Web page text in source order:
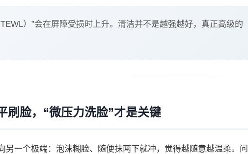
）”会在屏障受损时上升。清洁并不是越强越好，真正高级的
刷脸，“微压力洗脸”才是关键
另一个极端：泡沫糊脸、随便抹两下就冲，觉得越随意越温柔。问